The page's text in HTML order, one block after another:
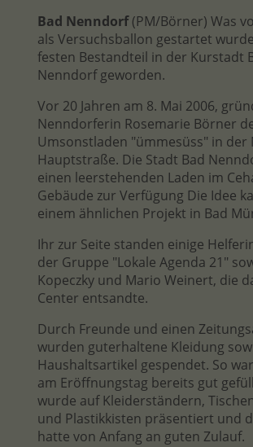
Bad Nenndorf(PM/Börner) Was
als Versuchsballon gestartet
festen Bestandteil in der Kurstadt
Nenndorf geworden.
Vor 20 Jahren am 8. Mai 2006,
Nenndorferin Rosemarie Börner
Umsonstladen "ümmesüss" in der
Hauptstraße. Die Stadt Bad
einen leerstehenden Laden im
Gebäude zur Verfügung Die Idee
einem ähnlichen Projekt in Bad
Ihr zur Seite standen einige
der Gruppe "Lokale Agenda 21"
Kopeczky und Mario Weinert, die
Center entsandte.
Durch Freunde und einen
wurden guterhaltene Kleidung
Haushaltsartikel gespendet. So
am Eröffnungstag bereits gut
wurde auf Kleiderständern,
und Plastikkisten präsentiert und
hatte von Anfang an guten Zulauf.